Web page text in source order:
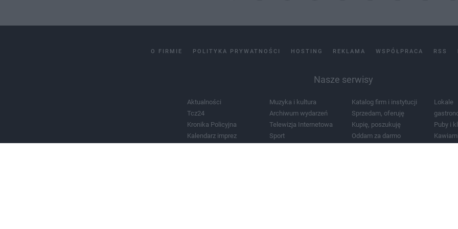
O FIRMIE POLITYKA PRYWATNOŚCI HOSTING REKLAMA WSPÓŁPRACA RSS
Nasze serwisy
Aktualności
Tcz24
Kronika Policyjna
Kalendarz imprez
Muzyka i kultura
Archiwum wydarzeń
Telewizja Internetowa
Sport
Katalog firm i instytucji
Sprzedam, oferuję
Kupię, poszukuję
Oddam za darmo
Lokale
Puby i